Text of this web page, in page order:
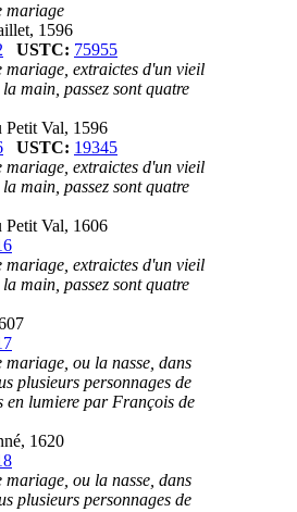
mariage
1596
USTC: 75955
mariage, extraictes d'un vieil
main, passez sont quatre
Petit Val, 1596
USTC: 19345
mariage, extraictes d'un vieil
main, passez sont quatre
Petit Val, 1606
mariage, extraictes d'un vieil
main, passez sont quatre
mariage, ou la nasse, dans
plusieurs personnages de
en lumiere par François de
1620
mariage, ou la nasse, dans
plusieurs personnages de